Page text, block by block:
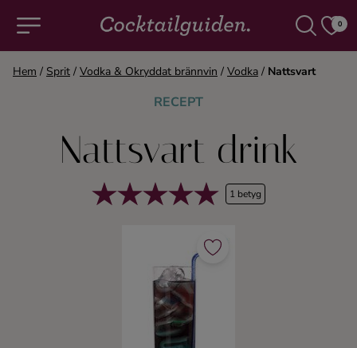
0
Alla cocktails & drinkar
Alkoholfritt
Hem / Sprit / Vodka & Okryddat brännvin / Vodka / Nattsvart
RECEPT
Nattsvart drink
1 betyg